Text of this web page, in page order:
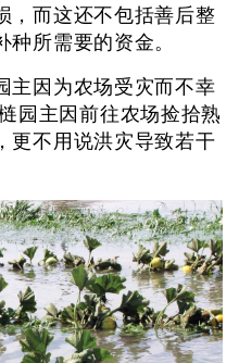
，而这还不包括善后整
补种所需要的资金。
主因为农场受灾而不幸
园主因前往农场捡拾熟
更不用说洪灾导致若干